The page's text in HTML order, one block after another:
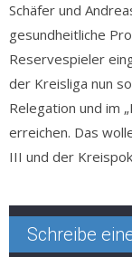
Schäfer und
gesundheitliche
Reservespieler
der Kreisliga nun
Relegation und im
erreichen. Das
III und der
Schreibe